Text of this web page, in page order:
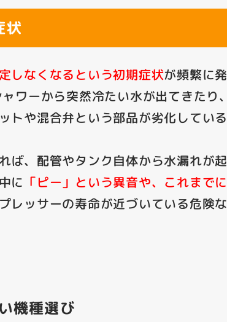
状
しなくなるという初期症状が頻繁に発
ワーから突然冷たい水が出てきたり、
トや混合弁という部品が劣化している
ば、配管やタンク自体から水漏れが起
に 「ピー」という異音や、これまでに
レッサーの寿命が近づいている危険な
機種選び